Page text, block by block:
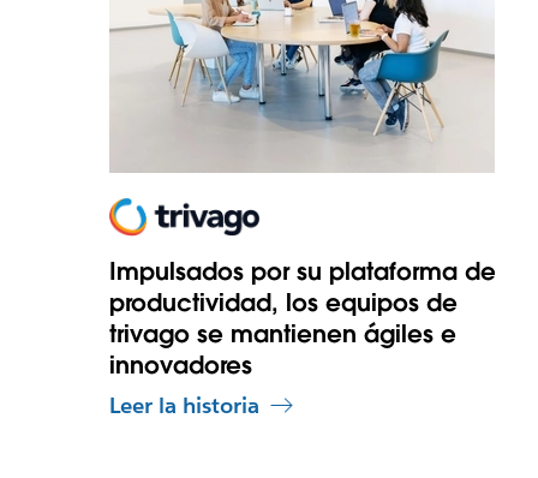
Impulsados por su plataforma de
productividad, los equipos de
trivago se mantienen ágiles e
innovadores
Leer la historia